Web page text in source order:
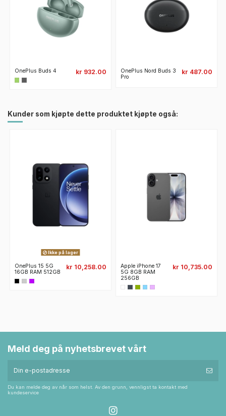
OnePlus Buds 4 kr 932.00
OnePlus Nord Buds 3
Pro
kr 487.00
Kunder som kjøpte dette produktet kjøpte også:
Ikke på lager
OnePlus 15 5G
16GB RAM 512GB
kr 10,258.00
Apple iPhone 17
5G 8GB RAM
256GB
kr 10,735.00
Meld deg på nyhetsbrevet vårt
Du kan melde deg av når som helst. Av den grunn, vennligst ta kontakt med
kundeservice